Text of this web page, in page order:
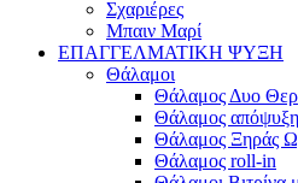
Σχαριέρες
Μπαιν Μαρί
ΕΠΑΓΓΕΛΜΑΤΙΚΗ ΨΥΞΗ
Θάλαμοι
Θάλαμος Δυο
Θάλαμος
Θάλαμος Ξηράς
Θάλαμος roll-in